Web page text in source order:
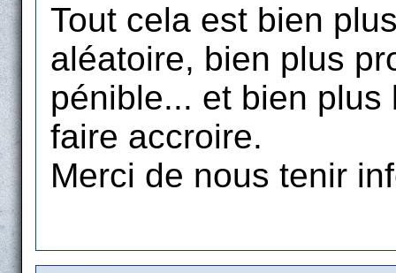
Tout cela est bien
aléatoire, bien plus
pénible... et bien
faire accroire.
Merci de nous tenir